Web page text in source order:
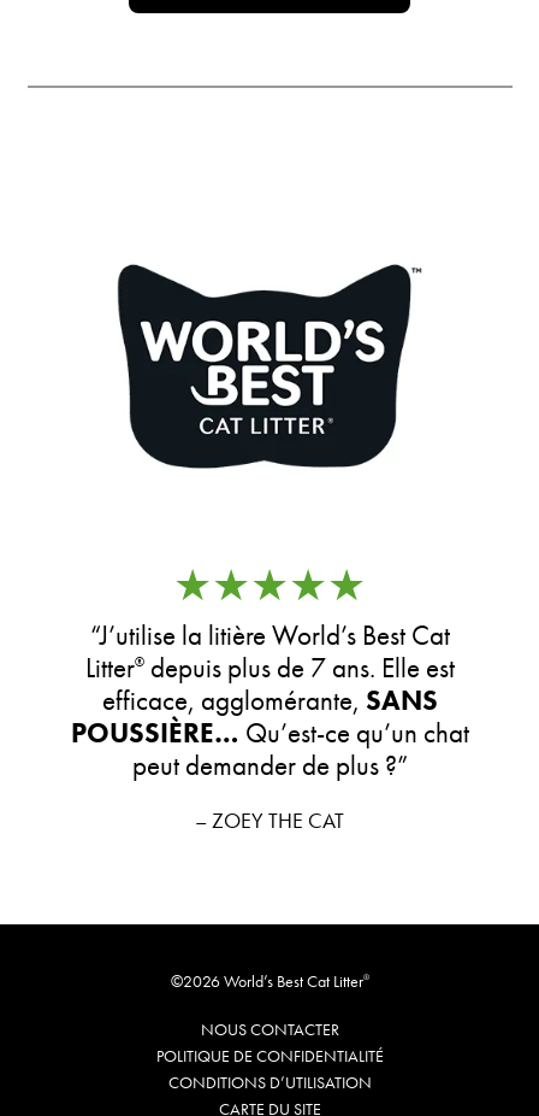
★★★★★
“J’utilise la litière World’s Best Cat
Litter®depuis plus de 7 ans. Elle est
efficace, agglomérante, SANS
POUSSIÈRE… Qu’est-ce qu’un chat
peut demander de plus ?”
– ZOEY THE CAT
©2026 World’s Best Cat Litter®
NOUS CONTACTER
POLITIQUE DE CONFIDENTIALITÉ
CONDITIONS D’UTILISATION
CARTE DU SITE